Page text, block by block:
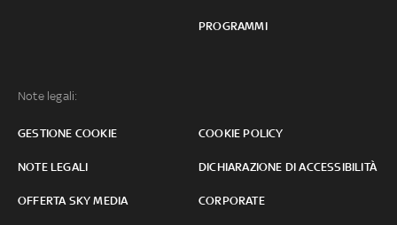
PROGRAMMI
Note legali:
GESTIONE COOKIE COOKIE POLICY
NOTE LEGALI DICHIARAZIONE DI ACCESSIBILITÀ
OFFERTA SKY MEDIA CORPORATE